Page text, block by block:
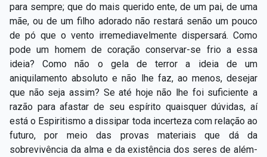
Capítulo XXIV — Não ponhais a candeia debaixo do
alqueire
▸
Capítulo XXV — Buscai e achareis ▸
Capítulo XXVI — Dai gratuitamente o que
gratuitamente recebestes
Capítulo XXVII — Pedi e obtereis ▸
Capítulo XXVIII — Coletânea de preces espíritas
para sempre; que do mais querido ente, de um pai, de uma
mãe, ou de um filho adorado não restará senão um pouco
de pó que o vento irremediavelmente dispersará. Como
pode um homem de coração conservar-se frio a essa
ideia? Como não o gela de terror a ideia de um
aniquilamento absoluto e não lhe faz, ao menos, desejar
que não seja assim? Se até hoje não lhe foi suficiente a
razão para afastar de seu espírito quaisquer dúvidas, aí
está o Espiritismo a dissipar toda incerteza com relação ao
futuro, por meio das provas materiais que dá da
sobrevivência da alma e da existência dos seres de além-